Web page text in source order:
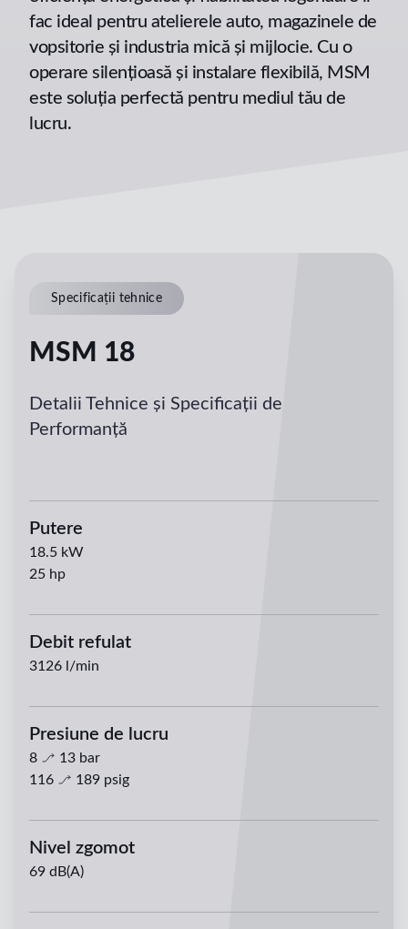
fac ideal pentru atelierele auto, magazinele de
vopsitorie și industria mică și mijlocie. Cu o
operare silențioasă și instalare flexibilă, MSM
este soluția perfectă pentru mediul tău de
lucru.
Specificații tehnice
MSM 18
Detalii Tehnice și Specificații de
Performanță
Putere
18.5 kW
25 hp
Debit refulat
3126 l/min
Presiune de lucru
8 13 bar
116
189 psig
Nivel zgomot
69 dB(A)